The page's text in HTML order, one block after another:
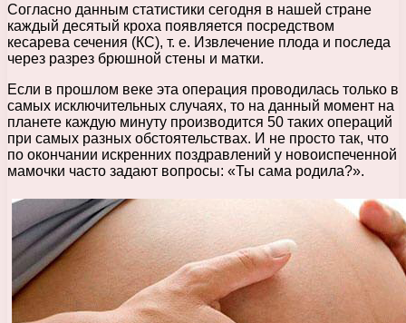
Согласно данным статистики сегодня в нашей стране
каждый десятый кроха появляется посредством
кесарева сечения (КС), т. е. Извлечение плода и последа
через разрез брюшной стены и матки.
Если в прошлом веке эта операция проводилась только в
самых исключительных случаях, то на данный момент на
планете каждую минуту производится 50 таких операций
при самых разных обстоятельствах. И не просто так, что
по окончании искренних поздравлений у новоиспеченной
мамочки часто задают вопросы: «Ты сама родила?».